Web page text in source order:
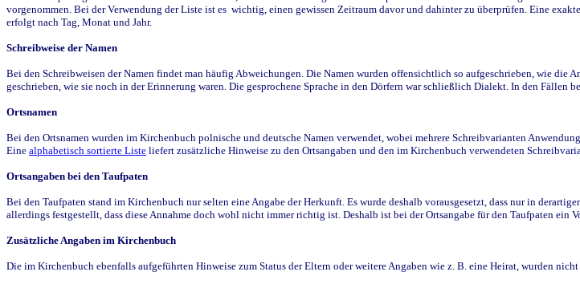
vorgenommen. Bei der Verwendung der Liste ist es wichtig, einen gewissen Zeitraum davor und dahinter zu überprüfen. Eine
erfolgt nach Tag, Monat und Jahr.
Schreibweise der Namen
Bei den Schreibweisen der Namen findet man häufig Abweichungen. Die Namen wurden offensichtlich so aufgeschrieben, wie die
geschrieben, wie sie noch in der Erinnerung waren. Die gesprochene Sprache in den Dörfern war schließlich Dialekt. In den Fällen
Ortsnamen
Bei den Ortsnamen wurden im Kirchenbuch polnische und deutsche Namen verwendet, wobei mehrere Schreibvarianten
Eine alphabetisch sortierte Liste liefert zusätzliche Hinweise zu den Ortsangaben und den im Kirchenbuch verwendeten
Ortsangaben bei den Taufpaten
Bei den Taufpaten stand im Kirchenbuch nur selten eine Angabe der Herkunft. Es wurde deshalb vorausgesetzt, dass nur in
allerdings festgestellt, dass diese Annahme doch wohl nicht immer richtig ist. Deshalb ist bei der Ortsangabe für den Taufpaten ein
Zusätzliche Angaben im Kirchenbuch
Die im Kirchenbuch ebenfalls aufgeführten Hinweise zum Status der Eltern oder weitere Angaben wie z. B. eine Heirat, wurden nicht